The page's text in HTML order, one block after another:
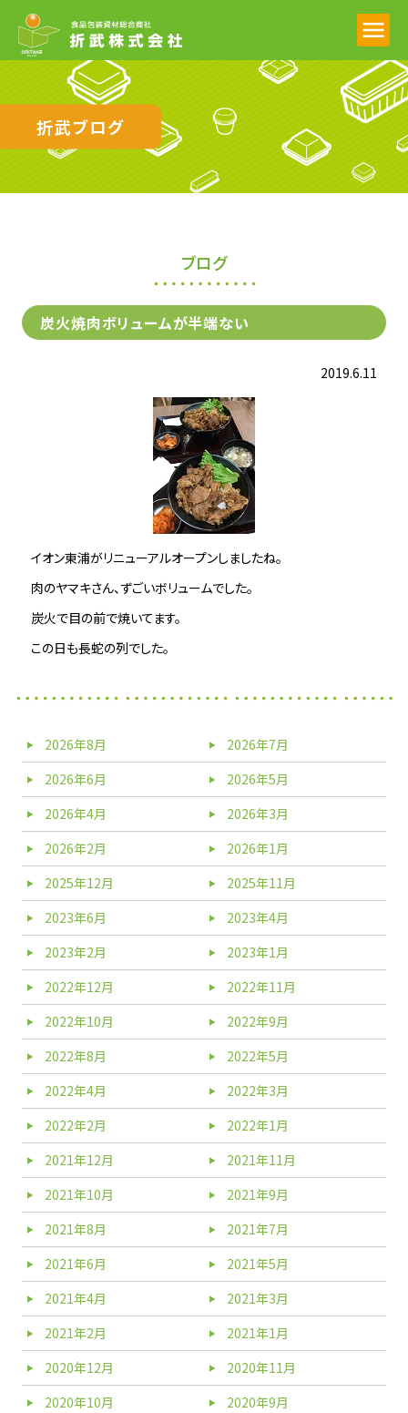
折武ブログ
ブログ
炭火焼肉ボリュームが半端ない
2019.6.11
イオン東浦がリニューアルオープンしましたね。
肉のヤマキさん、ずごいボリュームでした。
炭火で目の前で焼いてます。
この日も長蛇の列でした。
2026年8月
2026年7月
2026年6月
2026年5月
2026年4月
2026年3月
2026年2月
2026年1月
2025年12月
2025年11月
2023年6月
2023年4月
2023年2月
2023年1月
2022年12月
2022年11月
2022年10月
2022年9月
2022年8月
2022年5月
2022年4月
2022年3月
2022年2月
2022年1月
2021年12月
2021年11月
2021年10月
2021年9月
2021年8月
2021年7月
2021年6月
2021年5月
2021年4月
2021年3月
2021年2月
2021年1月
2020年12月
2020年11月
2020年10月
2020年9月